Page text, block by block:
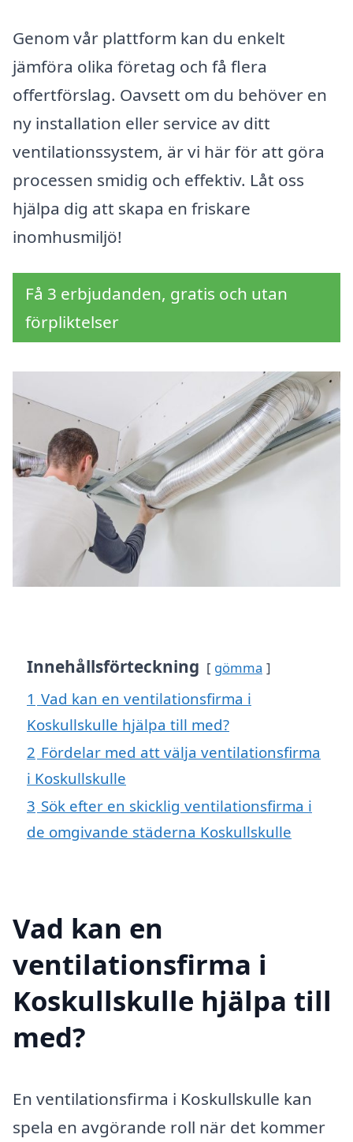
Genom vår plattform kan du enkelt
jämföra olika företag och få flera
offertförslag. Oavsett om du behöver en
ny installation eller service av ditt
ventilationssystem, är vi här för att göra
processen smidig och effektiv. Låt oss
hjälpa dig att skapa en friskare
inomhusmiljö!
Få 3 erbjudanden, gratis och utan
förpliktelser
Innehållsförteckning gömma
1 Vad kan en ventilationsfirma i
Koskullskulle hjälpa till med?
2 Fördelar med att välja ventilationsfirma
i Koskullskulle
3 Sök efter en skicklig ventilationsfirma i
de omgivande städerna Koskullskulle
Vad kan en
ventilationsfirma i
Koskullskulle hjälpa till
med?
En ventilationsfirma i Koskullskulle kan
spela en avgörande roll när det kommer